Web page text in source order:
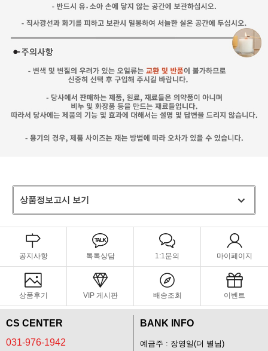
상품정보고시 보기
공지사항 톡톡상담 1:1문의 마이페이지
상품후기 VIP 게시판 배송조회 이벤트
CS CENTER
031-976-1942
BANK INFO
예금주 : 장영일(더 별님)